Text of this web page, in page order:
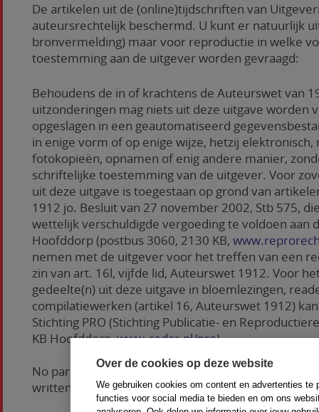
Over de cookies op deze website
We gebruiken cookies om content en advertenties te
functies voor social media te bieden en om ons
De artikelen uit de (online)tijdschriften van
auteursrechtelijk beschermd. U kunt er natuurlijk
bronvermelding) maar voor reproductie in welke
toestemming aan de uitgever worden gevraagd:
Behoudens de in of krachtens de Auteurswet van
uitzonderingen mag niets uit deze uitgave worden
opgeslagen in een geautomatiseerd
in enige vorm of op enige wijze, hetzij elektronisch,
fotokopieën, opnamen of enig andere manier,
schriftelijke toestemming van de uitgever. Voor
uit deze uitgave is toegestaan op grond van
1912 jo. Besluit van 27 november 2002, Stb 575,
wettelijk verschuldigde vergoeding te voldoen aan
Hoofddorp (postbus 3060, 2130 KB,
nemen met de uitgever voor het treffen van een
zin van art. 16l, vijfde lid, Auteurswet 1912. Voor
gedeelte(n) uit deze uitgave in bloemlezingen,
compilatiewerken (artikel 16, Auteurswet 1912)
Stichting PRO (Stichting Publicatie- en
KB Hoofddorp,www.cedar.nl/pro).
No part of this book may be reproduced in any
written permission of the publisher.